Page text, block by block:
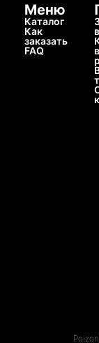
Меню
Каталог
Как
заказать
FAQ